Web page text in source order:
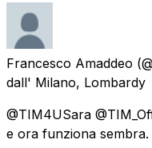
Francesco Amaddeo
dall' Milano, Lombardy
@TIM4USara
e ora funziona sembra.